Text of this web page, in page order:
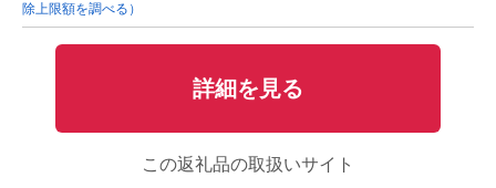
除上限額を調べる）
詳細を見る
この返礼品の取扱いサイト